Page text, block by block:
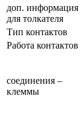
доп. информация
для толкателя
Тип контактов
Работа контактов
соединения –
клеммы